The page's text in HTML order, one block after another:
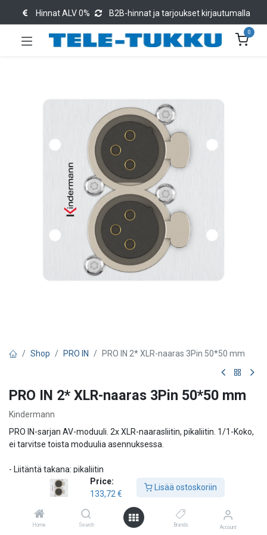
Price:
133,72 €
Lisää ostoskoriin
Home Search Brands Account
Hinnat ALV 0% B2B-hinnat ja tarjoukset kirjautumalla
0
Shop PRO IN PRO IN 2* XLR-naaras 3Pin 50*50 mm
PRO IN 2* XLR-naaras 3Pin 50*50 mm
Kindermann
PRO IN-sarjan AV-moduuli. 2x XLR-naarasliitin, pikaliitin. 1/1-Koko,
ei tarvitse toista moduulia asennuksessa.
- Liitäntä takana: pikaliitin
- Koko 50x50mm
- Pienin asennussyvyys 50mm
133,72